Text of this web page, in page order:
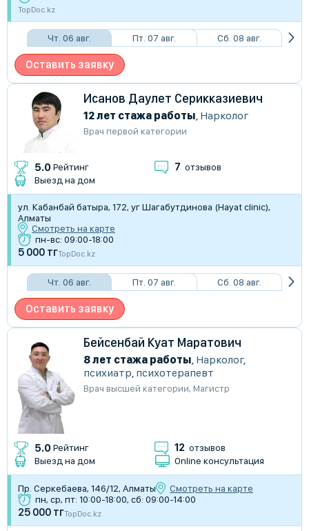
TopDoc.kz
Чт. 06 авг. Пт. 07 авг. Сб. 08 авг.
Оставить заявку
Исанов Даулет Серикказиевич
12 лет стажа работы, Нарколог
Врач первой категории
5.0 Рейтинг 7 отзывов
Выезд на дом
ул. Кабанбай батыра, 172, уг Шагабутдинова (Hayat clinic),
Алматы
Смотреть на карте
пн-вс: 09:00-18:00
5 000 тгTopDoc.kz
Чт. 06 авг. Пт. 07 авг. Сб. 08 авг.
Оставить заявку
Бейсенбай Куат Маратович
8 лет стажа работы, Нарколог,
психиатр, психотерапевт
Врач высшей категории, Магистр
5.0 Рейтинг 12 отзывов
Выезд на дом
Online консультация
Пр. Серкебаева, 146/12, Алматы
Смотреть на карте
пн, ср, пт: 10:00-18:00, сб: 09:00-14:00
25 000 тгTopDoc.kz